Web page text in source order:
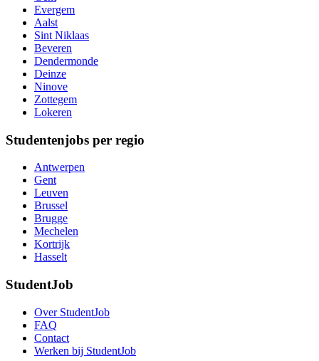
Evergem
Aalst
Sint Niklaas
Beveren
Dendermonde
Deinze
Ninove
Zottegem
Lokeren
Studentenjobs per regio
Antwerpen
Gent
Leuven
Brussel
Brugge
Mechelen
Kortrijk
Hasselt
StudentJob
Over StudentJob
FAQ
Contact
Werken bij StudentJob